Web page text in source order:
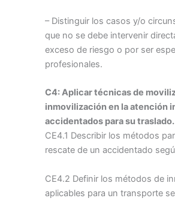
– Distinguir los casos y/o
que no se debe intervenir
exceso de riesgo o por ser
profesionales.
C4: Aplicar técnicas de
inmovilización en la atención
accidentados para su traslado.
CE4.1 Describir los métodos
rescate de un accidentado
CE4.2 Definir los métodos de
aplicables para un transporte